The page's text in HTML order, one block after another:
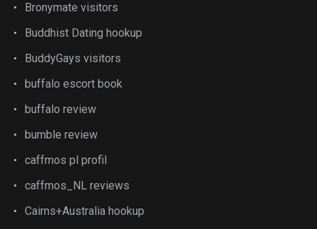
Bronymate visitors
Buddhist Dating hookup
BuddyGays visitors
buffalo escort book
buffalo review
bumble review
caffmos pl profil
caffmos_NL reviews
Cairns+Australia hookup